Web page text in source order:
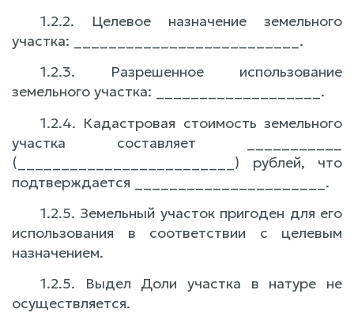
1.2.2. Целевое назначение земельного
участка: __________________________.
1.2.3. Разрешенное использование
земельного участка: ___________________.
1.2.4. Кадастровая стоимость земельного
участка составляет ___________
(_________________________) рублей, что
подтверждается ______________________.
1.2.5. Земельный участок пригоден для его
использования в соответствии с целевым
назначением.
1.2.5. Выдел Доли участка в натуре не
осуществляется.